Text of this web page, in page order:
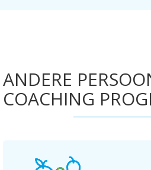
ANDERE
COACHING